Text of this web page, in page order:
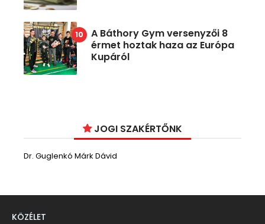
A Báthory Gym versenyzői 8
érmet hoztak haza az Európa
Kupáról
JOGI SZAKÉRTŐNK
Dr. Guglenkó Márk Dávid
KÖZÉLET